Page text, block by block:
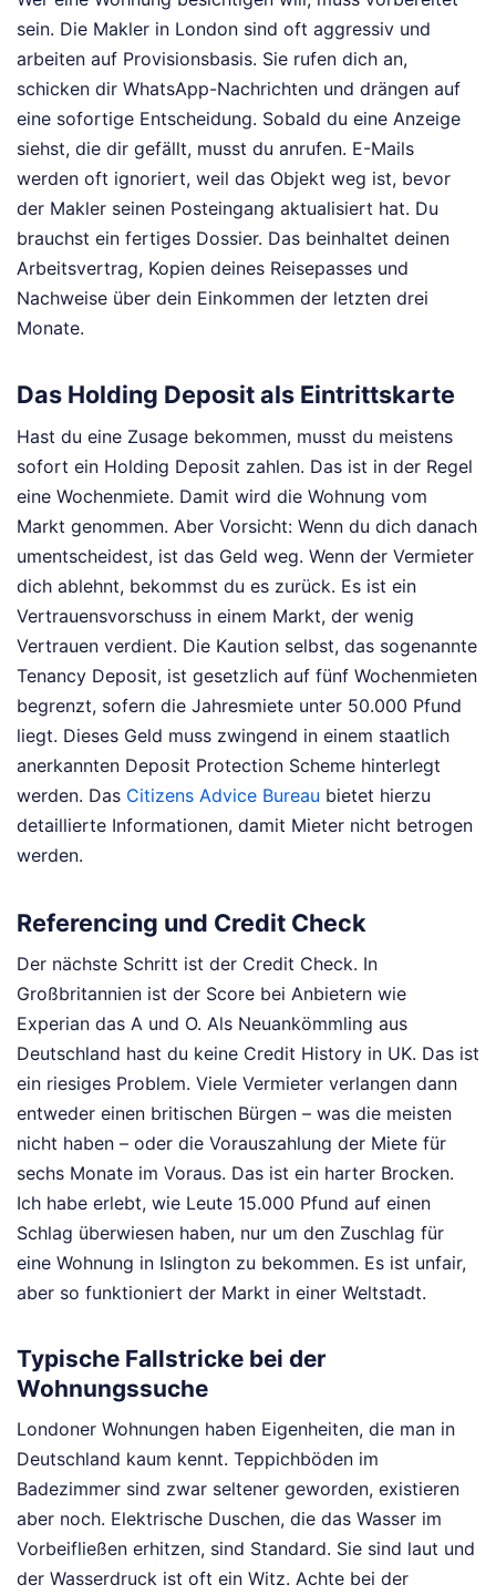
sein. Die Makler in London sind oft aggressiv und
arbeiten auf Provisionsbasis. Sie rufen dich an,
schicken dir WhatsApp-Nachrichten und drängen auf
eine sofortige Entscheidung. Sobald du eine Anzeige
siehst, die dir gefällt, musst du anrufen. E-Mails
werden oft ignoriert, weil das Objekt weg ist, bevor
der Makler seinen Posteingang aktualisiert hat. Du
brauchst ein fertiges Dossier. Das beinhaltet deinen
Arbeitsvertrag, Kopien deines Reisepasses und
Nachweise über dein Einkommen der letzten drei
Monate.
Das Holding Deposit als Eintrittskarte
Hast du eine Zusage bekommen, musst du meistens
sofort ein Holding Deposit zahlen. Das ist in der Regel
eine Wochenmiete. Damit wird die Wohnung vom
Markt genommen. Aber Vorsicht: Wenn du dich danach
umentscheidest, ist das Geld weg. Wenn der Vermieter
dich ablehnt, bekommst du es zurück. Es ist ein
Vertrauensvorschuss in einem Markt, der wenig
Vertrauen verdient. Die Kaution selbst, das sogenannte
Tenancy Deposit, ist gesetzlich auf fünf Wochenmieten
begrenzt, sofern die Jahresmiete unter 50.000 Pfund
liegt. Dieses Geld muss zwingend in einem staatlich
anerkannten Deposit Protection Scheme hinterlegt
werden. Das Citizens Advice Bureau bietet hierzu
detaillierte Informationen, damit Mieter nicht betrogen
werden.
Referencing und Credit Check
Der nächste Schritt ist der Credit Check. In
Großbritannien ist der Score bei Anbietern wie
Experian das A und O. Als Neuankömmling aus
Deutschland hast du keine Credit History in UK. Das ist
ein riesiges Problem. Viele Vermieter verlangen dann
entweder einen britischen Bürgen – was die meisten
nicht haben – oder die Vorauszahlung der Miete für
sechs Monate im Voraus. Das ist ein harter Brocken.
Ich habe erlebt, wie Leute 15.000 Pfund auf einen
Schlag überwiesen haben, nur um den Zuschlag für
eine Wohnung in Islington zu bekommen. Es ist unfair,
aber so funktioniert der Markt in einer Weltstadt.
Typische Fallstricke bei der
Wohnungssuche
Londoner Wohnungen haben Eigenheiten, die man in
Deutschland kaum kennt. Teppichböden im
Badezimmer sind zwar seltener geworden, existieren
aber noch. Elektrische Duschen, die das Wasser im
Vorbeifließen erhitzen, sind Standard. Sie sind laut und
der Wasserdruck ist oft ein Witz. Achte bei der